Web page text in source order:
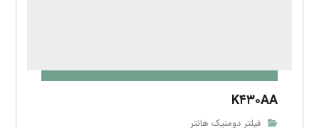
K۴۳۰AA
فیلتر دومنیک هانتر